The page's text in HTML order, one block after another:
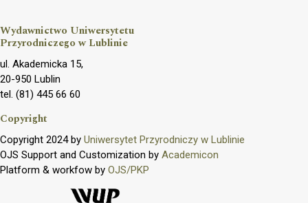
Wydawnictwo Uniwersytetu
Przyrodniczego w Lublinie
ul. Akademicka 15,
20-950 Lublin
tel. (81) 445 66 60
Copyright
Copyright 2024 by Uniwersytet Przyrodniczy w Lublinie
OJS Support and Customization by Academicon
Platform & workfow by OJS/PKP